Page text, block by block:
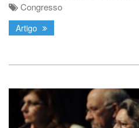
Congresso
Artigo